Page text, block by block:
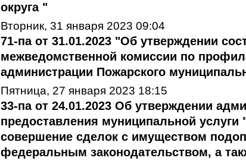
округа "
Вторник, 31 января 2023 09:04
71-па от 31.01.2023 "Об утверждении
межведомственной комиссии по
администрации Пожарского
Пятница, 27 января 2023 18:15
33-па от 24.01.2023 Об утверждении
предоставления муниципальной
совершение сделок с имуществом
федеральным законодательством, а